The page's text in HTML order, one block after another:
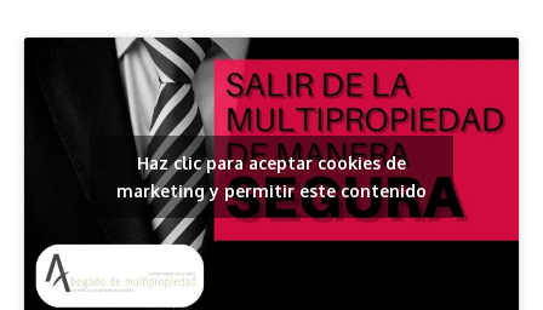
Haz clic para aceptar cookies de
marketing y permitir este contenido